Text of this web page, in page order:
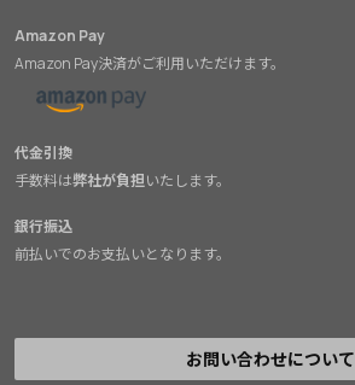
Amazon Pay
Amazon Pay決済がご利用いただけます。
代金引換
手数料は弊社が負担いたします。
銀行振込
前払いでのお支払いとなります。
お問い合わせについて